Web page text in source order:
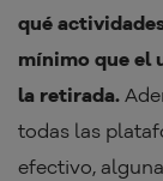
qué
mínimo que el
la retirada.
todas las
efectivo,